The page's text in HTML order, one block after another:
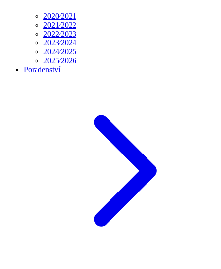
2020⁄2021
2021⁄2022
2022⁄2023
2023⁄2024
2024⁄2025
2025⁄2026
Poradenství